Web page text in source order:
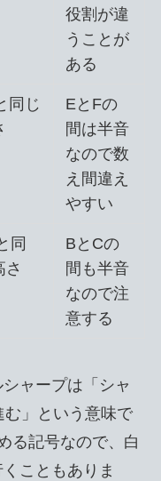
役割が違
うことが
ある
同じ
EとFの
間は半音
なので数
え間違え
やすい
同
さ
BとCの
間も半音
なので注
意する
ャープは「シャ
」という意味で
る記号なので、白
こともありま